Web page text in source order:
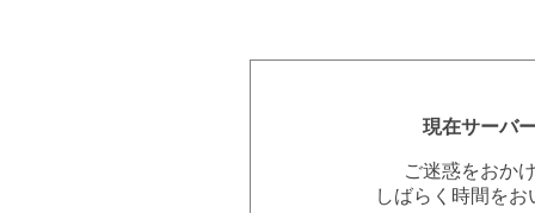
現在サーバ
ご迷惑をおか
しばらく時間を